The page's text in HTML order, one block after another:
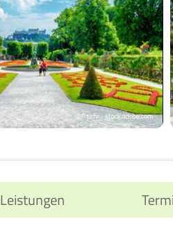
© tichr - stock.adobe.com
Leistungen